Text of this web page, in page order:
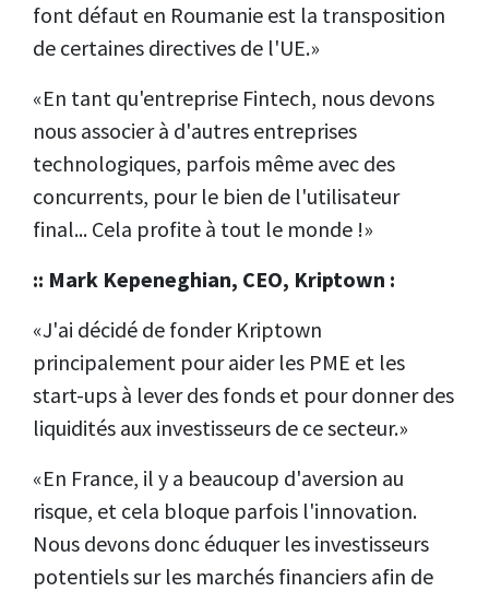
font défaut en Roumanie est la transposition
de certaines directives de l'UE.»
«En tant qu'entreprise Fintech, nous devons
nous associer à d'autres entreprises
technologiques, parfois même avec des
concurrents, pour le bien de l'utilisateur
final... Cela profite à tout le monde !»
:: Mark Kepeneghian, CEO, Kriptown :
«J'ai décidé de fonder Kriptown
principalement pour aider les PME et les
start-ups à lever des fonds et pour donner des
liquidités aux investisseurs de ce secteur.»
«En France, il y a beaucoup d'aversion au
risque, et cela bloque parfois l'innovation.
Nous devons donc éduquer les investisseurs
potentiels sur les marchés financiers afin de